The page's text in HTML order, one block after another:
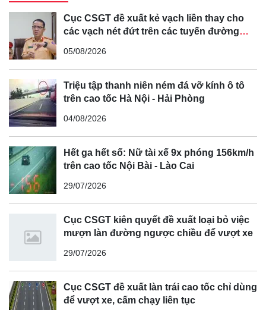
Mặc dù chưa có hình ảnh chi tiết về nội thất của A7 2026,
nhưng nhiều khả năng xe sẽ được trang bị màn hình cong
OLED cỡ lớn tích hợp bảng đồng hồ kỹ thuật số và hệ
thống thông tin giải trí, tương tự như Audi Q6 e-tron. Bên
cạnh đó, Audi A7 2026 cũng có thể sở hữu thêm một màn
hình dành cho hành khách phía trước cùng nhiều dịch vụ
kết nối kỹ thuật số hiện đại khác.
Để đáp ứng các tiêu chuẩn khí thải ngày càng nghiêm ngặt
cũng như nhu cầu về khả năng tiết kiệm nhiên liệu của
khách hàng, Audi A7 2026 sẽ được cung cấp các tùy chọn
PHEV dự kiến sẽ sử dụng pin lithium-ion 14,4 kWh, cho
phép xe di chuyển quãng đường gần 100 km chỉ bằng
Cục CSGT đề xuất kẻ vạch liền thay cho
các vạch nét đứt trên các tuyến đường
05/08/2026
Triệu tập thanh niên ném đá vỡ kính ô tô
trên cao tốc Hà Nội - Hải Phòng
04/08/2026
Hết ga hết số: Nữ tài xế 9x phóng 156km/h
trên cao tốc Nội Bài - Lào Cai
29/07/2026
Cục CSGT kiên quyết đề xuất loại bỏ việc
mượn làn đường ngược chiều để vượt xe
29/07/2026
Cục CSGT đề xuất làn trái cao tốc chỉ dùng
để vượt xe, cấm chạy liên tục